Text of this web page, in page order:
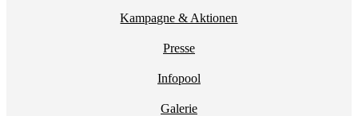
Kampagne & Aktionen
Presse
Infopool
Galerie